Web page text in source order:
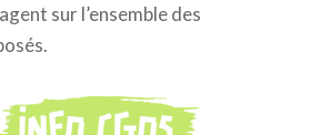
sur l’ensemble des